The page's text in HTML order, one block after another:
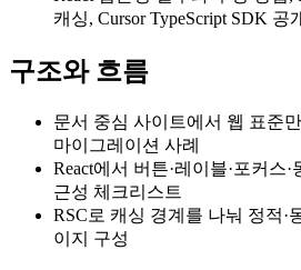
캐싱, Cursor TypeScript SDK 공
구조와 흐름
문서 중심 사이트에서 웹 표준
마이그레이션 사례
React에서 버튼·레이블·포커스
근성 체크리스트
RSC로 캐싱 경계를 나눠 정적·
이지 구성